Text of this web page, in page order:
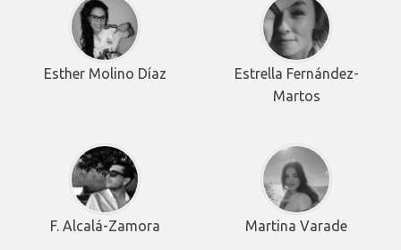
Esther Molino Díaz
Estrella Fernández-
Martos
F. Alcalá-Zamora Martina Varade